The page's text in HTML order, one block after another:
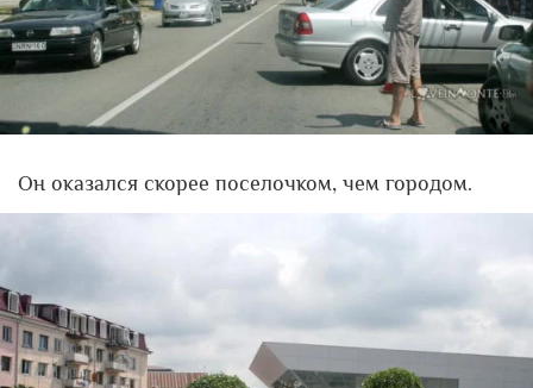
Он оказался скорее поселочком, чем городом.